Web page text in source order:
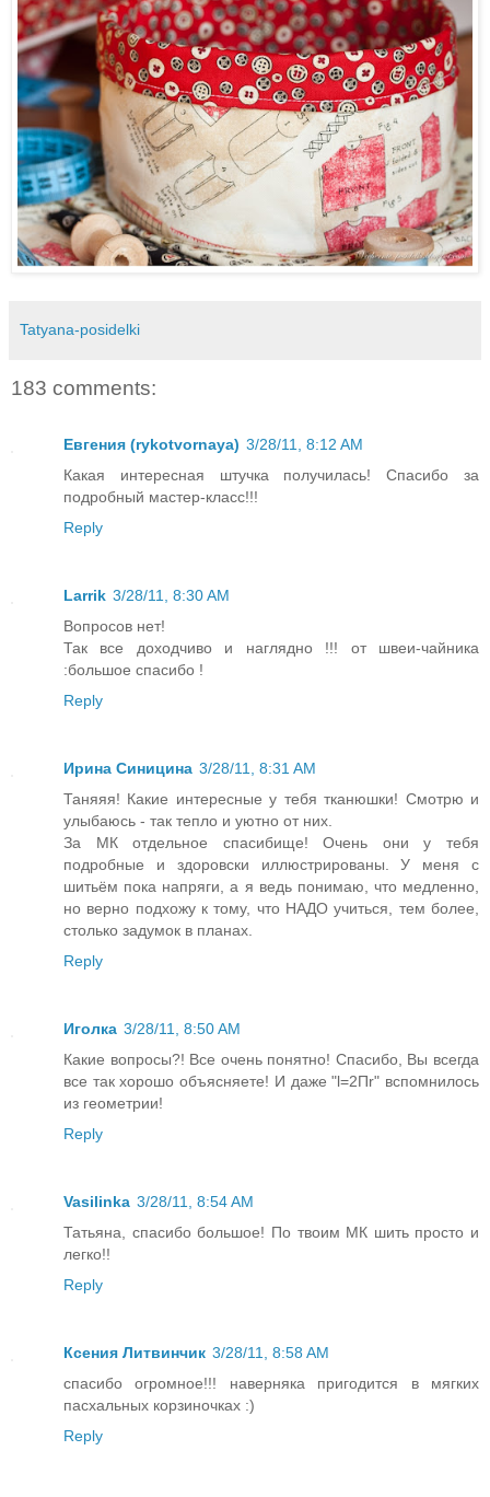
Tatyana-posidelki
183 comments:
Евгения (rykotvornaya) 3/28/11, 8:12 AM
Какая интересная штучка получилась! Спасибо за
подробный мастер-класс!!!
Reply
Larrik 3/28/11, 8:30 AM
Вопросов нет!
Так все доходчиво и наглядно !!! от швеи-чайника
:большое спасибо !
Reply
Ирина Синицина 3/28/11, 8:31 AM
Таняяя! Какие интересные у тебя тканюшки! Смотрю и
улыбаюсь - так тепло и уютно от них.
За МК отдельное спасибище! Очень они у тебя
подробные и здоровски иллюстрированы. У меня с
шитьём пока напряги, а я ведь понимаю, что медленно,
но верно подхожу к тому, что НАДО учиться, тем более,
столько задумок в планах.
Reply
Иголка 3/28/11, 8:50 AM
Какие вопросы?! Все очень понятно! Спасибо, Вы всегда
все так хорошо объясняете! И даже "l=2Пr" вспомнилось
из геометрии!
Reply
Vasilinka 3/28/11, 8:54 AM
Татьяна, спасибо большое! По твоим МК шить просто и
легко!!
Reply
Ксения Литвинчик 3/28/11, 8:58 AM
спасибо огромное!!! наверняка пригодится в мягких
пасхальных корзиночках :)
Reply